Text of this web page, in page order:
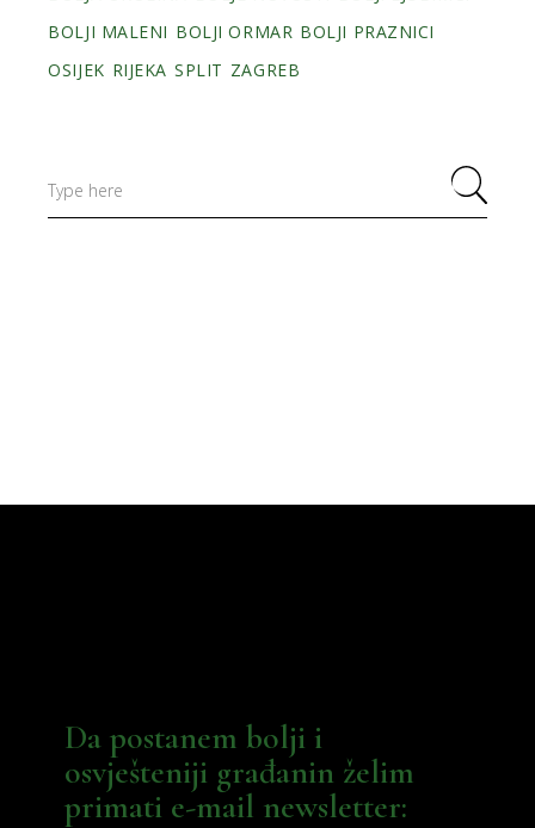
BOLJI MALENI BOLJI ORMAR BOLJI PRAZNICI
OSIJEK RIJEKA SPLIT ZAGREB
for:
Da postanem bolji i
osvješteniji građanin želim
primati e-mail newsletter: